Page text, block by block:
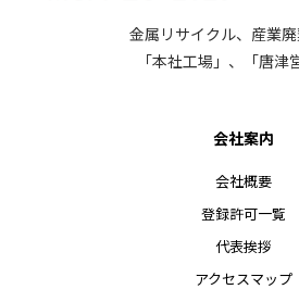
金属リサイクル、産業
「本社工場」、「唐津
会社案内
会社概要
登録許可一覧
代表挨拶
アクセスマップ